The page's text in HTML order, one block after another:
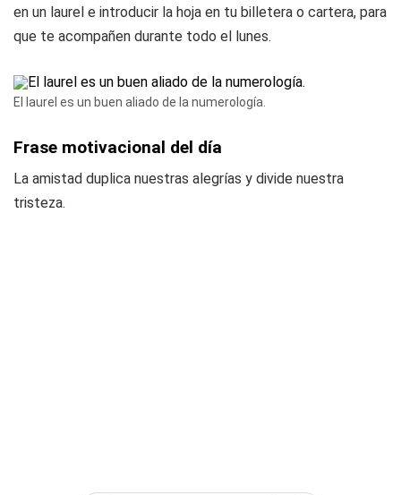
en un laurel e introducir la hoja en tu billetera o cartera, para
que te acompañen durante todo el lunes.
El laurel es un buen aliado de la numerología.
Frase motivacional del día
La amistad duplica nuestras alegrías y divide nuestra
tristeza.